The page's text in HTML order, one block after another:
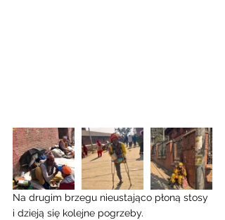
Na drugim brzegu nieustająco płoną stosy
i dzieją się kolejne pogrzeby.